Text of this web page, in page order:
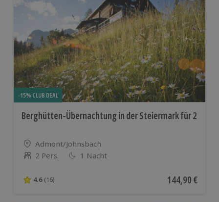
-15% CLUB DEAL
Berghütten-Übernachtung in der Steiermark für 2
Standort
Admont/Johnsbach
Anzahl der Teilnehmer
2 Pers. 1 Nacht
4.6 von 5 Sternen basierend auf 16 Bewertungen
4.6 (16) Aktueller Preis
144,90 €